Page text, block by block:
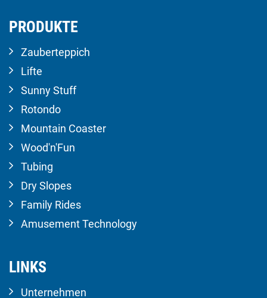
PRODUKTE
Zauberteppich
Lifte
Sunny Stuff
Rotondo
Mountain Coaster
Wood'n'Fun
Tubing
Dry Slopes
Family Rides
Amusement Technology
LINKS
Unternehmen